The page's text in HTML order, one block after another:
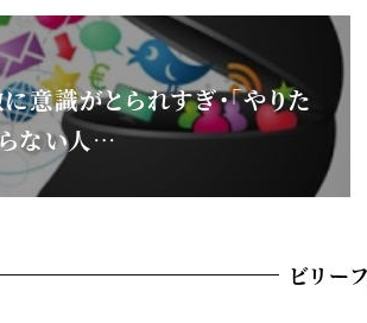
意識がとられすぎ・「やりた
ない人…
ビリー